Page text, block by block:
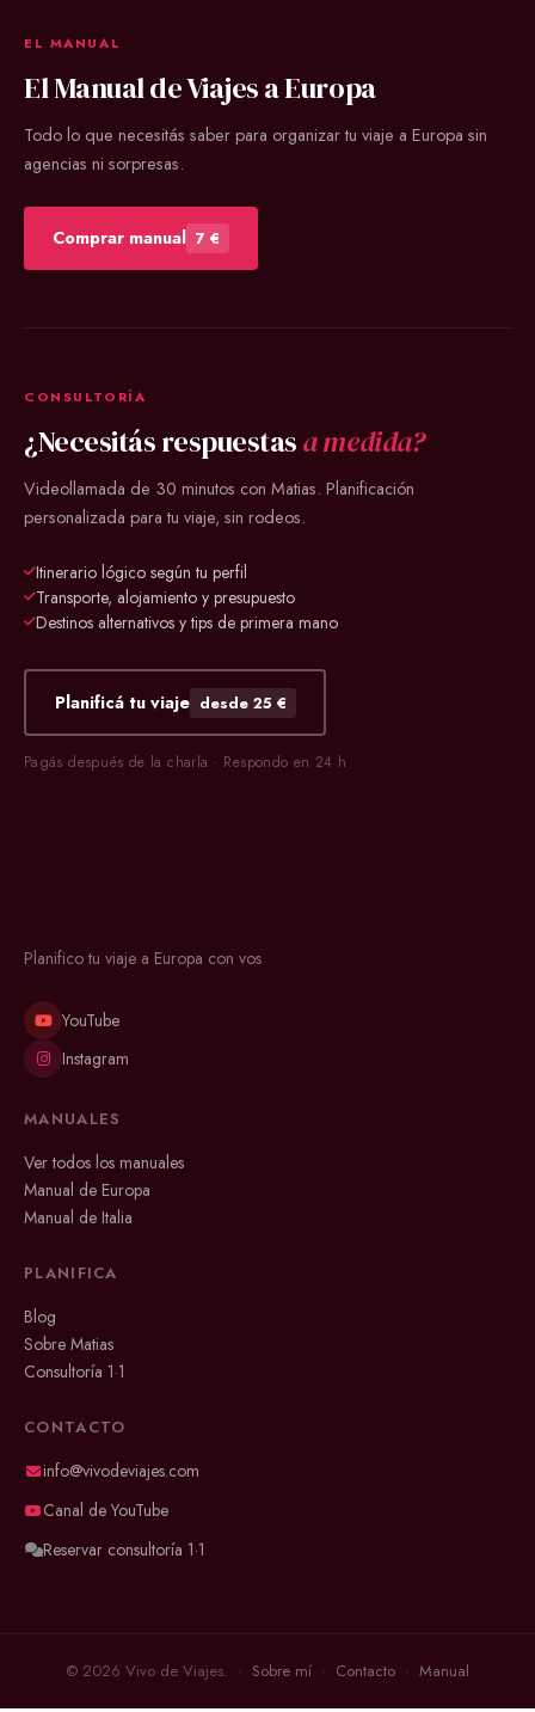
EL MANUAL
El Manual de Viajes a Europa
Todo lo que necesitás saber para organizar tu viaje a Europa sin
agencias ni sorpresas.
Comprar manual 7 €
CONSULTORÍA
¿Necesitás respuestasa medida?
Videollamada de 30 minutos con Matias. Planificación
personalizada para tu viaje, sin rodeos.
Itinerario lógico según tu perfil
Transporte, alojamiento y presupuesto
Destinos alternativos y tips de primera mano
Planificá tu viaje desde 25 €
Pagás después de la charla · Respondo en 24 h
Planifico tu viaje a Europa con vos
YouTube
Instagram
MANUALES
Ver todos los manuales
Manual de Europa
Manual de Italia
PLANIFICA
Blog
Sobre Matias
Consultoría 1·1
CONTACTO
info@vivodeviajes.com
Canal de YouTube
Reservar consultoría 1·1
© 2026 Vivo de Viajes. · Sobre mí · Contacto · Manual